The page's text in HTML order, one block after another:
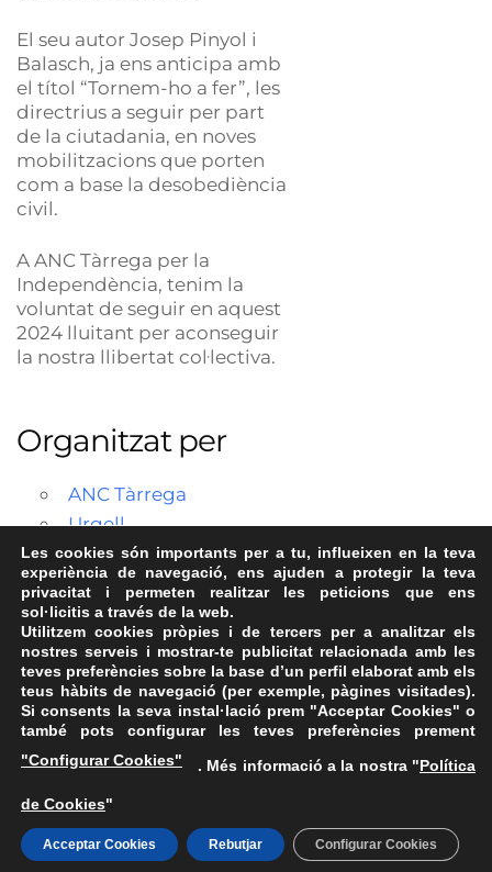
El seu autor Josep Pinyol i
Balasch, ja ens anticipa amb
el títol “Tornem-ho a fer”, les
directrius a seguir per part
de la ciutadania, en noves
mobilitzacions que porten
com a base la desobediència
civil.
A ANC Tàrrega per la
Independència, tenim la
voluntat de seguir en aquest
2024 lluitant per aconseguir
la nostra llibertat col·lectiva.
Organitzat per
ANC Tàrrega
Urgell
FAQs
ASSEMBLEA NACIONAL CATALANA
Carrer de la Marina, 315, 08025 Barcelona · 93 347 17 14
Les cookies són importants per a tu, influeixen en la teva
experiència de navegació, ens ajuden a protegir la teva
privacitat i permeten realitzar les peticions que ens
sol·licitis a través de la web.
Utilitzem cookies pròpies i de tercers per a analitzar els
nostres serveis i mostrar-te publicitat relacionada amb les
teves preferències sobre la base d’un perfil elaborat amb els
teus hàbits de navegació (per exemple, pàgines visitades).
Si consents la seva instal·lació prem "Acceptar Cookies" o
també pots configurar les teves preferències prement
"Configurar Cookies"
. Més informació a la nostra "Política
de Cookies"
Acceptar Cookies Rebutjar Configurar Cookies